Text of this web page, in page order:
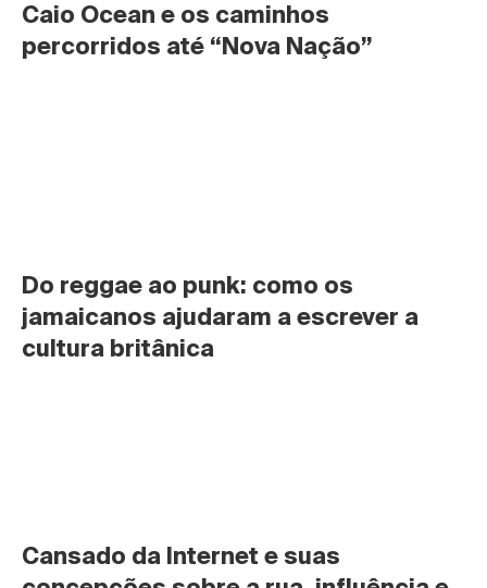
Caio Ocean e os caminhos
percorridos até “Nova Nação”
Do reggae ao punk: como os
jamaicanos ajudaram a escrever a
cultura britânica
Cansado da Internet e suas